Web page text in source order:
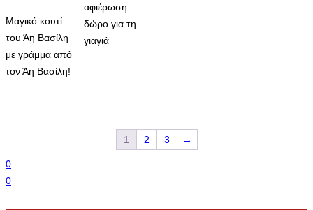
Μαγικό κουτί
του Άη Βασίλη
με γράμμα από
τον Άη Βασίλη!
αφιέρωση
δώρο για τη
γιαγιά
1 2 3 →
0
0